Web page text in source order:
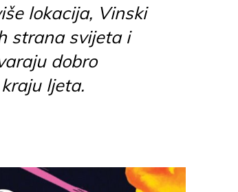
lokacija, Vinski
strana svijeta i
dobro
ljeta.